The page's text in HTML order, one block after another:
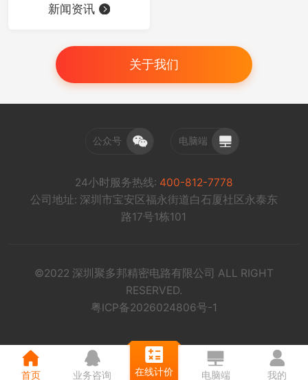
新闻资讯
关于我们
公众号 电脑端
24小时服务热线: 400-812-7778
公司地址: 深圳市宝安区福永街道白石厦社区永泰东
路17号1栋101
©2022 深圳聚多邦精密电路有限公司 ALL RIGHT
RESERVED.
粤ICP备2026024806号-1
首页 业务咨询 在线计价 电脑端 我的